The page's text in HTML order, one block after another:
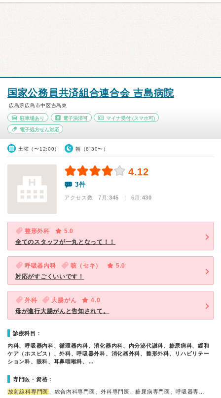
国家公務員共済組合連合会 吉島病院
広島県広島市中区吉島東
駐車場あり 電子決済可 マイナ受付 (スマホ可)
電子処方せん対応
土曜（〜12:00） 朝（8:30〜）
4.12
3件
アクセス数 7月:345 | 6月:430
整形外科
5.0
全てのスタッフが一丸となって！！
呼吸器内科 咳（セキ）
5.0
対応がすごくいいです！
外科 大腸がん
4.0
母が進行大腸がんと告知されて。
診療科目：
内科、呼吸器内科、循環器内科、消化器内科、内分泌代謝科、糖尿病科、緩和
ケア（ホスピス）、外科、呼吸器外科、消化器外科、整形外科、リハビリテー
ション科、眼科、耳鼻咽喉科、…
専門医・資格：
放射線科専門医 、総合内科専門医、外科専門医、糖尿病専門医、呼吸器専…